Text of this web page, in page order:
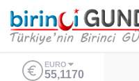
ALTIN
6.731,41